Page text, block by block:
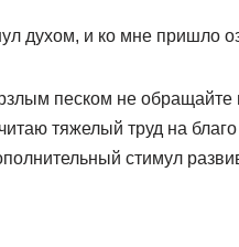
духом, и ко мне пришло
песком не обращайте
тяжелый труд на
стимул